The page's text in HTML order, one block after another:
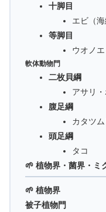
十脚目
エビ（
等脚目
ウオノエ
軟体動物門
二枚貝綱
アサリ
腹足綱
カタツム
頭足綱
タコ
🌱 植物界・菌界・ミ
🌱 植物界
被子植物門